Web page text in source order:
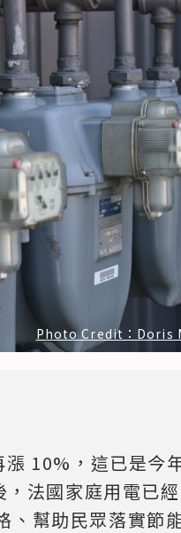
Photo Credit：Doris
10%，這已是今
法國家庭用電已
、幫助民眾落實節